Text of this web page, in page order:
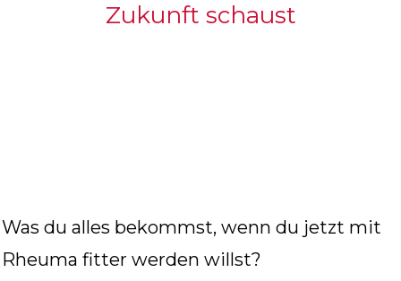
Zukunft schaust
Was du alles bekommst, wenn du jetzt mit
Rheuma fitter werden willst?